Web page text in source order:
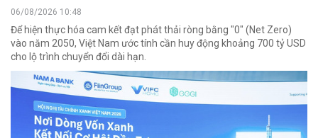
06/08/2026 10:48
Để hiện thực hóa cam kết đạt phát thải ròng bằng "0" (Net Zero)
vào năm 2050, Việt Nam ước tính cần huy động khoảng 700 tỷ USD
cho lộ trình chuyển đổi dài hạn.